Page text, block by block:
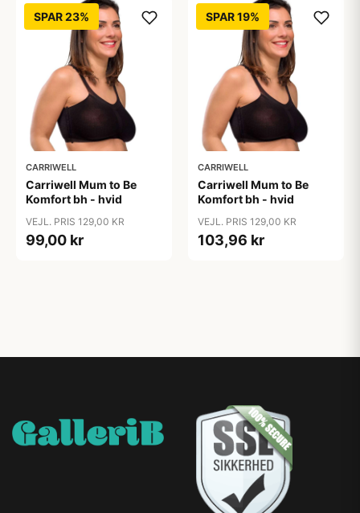
SPAR 23%
CARRIWELL
Carriwell Mum to Be
Komfort bh - hvid
VEJL. PRIS 129,00 KR
99,00 kr
SPAR 19%
CARRIWELL
Carriwell Mum to Be
Komfort bh - hvid
VEJL. PRIS 129,00 KR
103,96 kr